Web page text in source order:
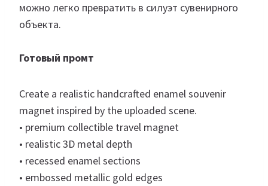
можно легко превратить в силуэт сувенирного
объекта.
Готовый промт
Create a realistic handcrafted enamel souvenir
magnet inspired by the uploaded scene.
• premium collectible travel magnet
• realistic 3D metal depth
• recessed enamel sections
• embossed metallic gold edges